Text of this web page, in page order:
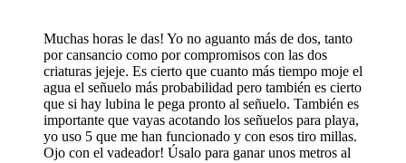
Muchas horas le das! Yo no aguanto más de dos, tanto
por cansancio como por compromisos con las dos
criaturas jejeje. Es cierto que cuanto más tiempo moje el
agua el señuelo más probabilidad pero también es cierto
que si hay lubina le pega pronto al señuelo. También es
importante que vayas acotando los señuelos para playa,
yo uso 5 que me han funcionado y con esos tiro millas.
Ojo con el vadeador! Úsalo para ganar unos metros al